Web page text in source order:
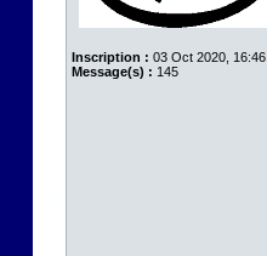
Inscription : 03 Oct 2020, 16:46
Message(s) : 145